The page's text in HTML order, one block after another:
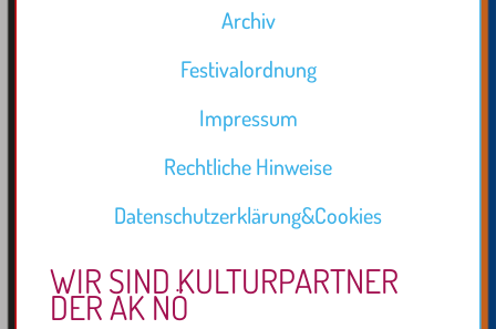
Archiv
Festivalordnung
Impressum
Rechtliche Hinweise
Datenschutzerklärung&Cookies
WIR SIND KULTURPARTNER
DER AK NÖ